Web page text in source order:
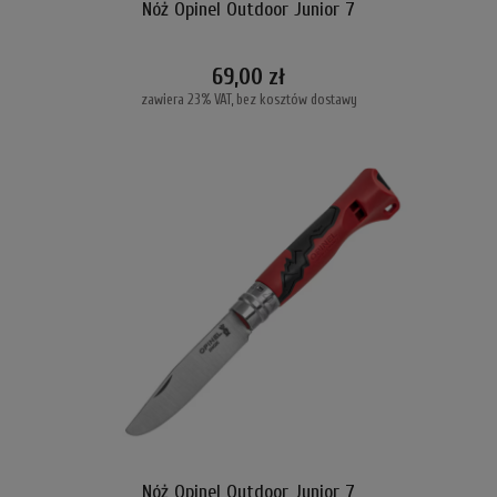
Nóż Opinel Outdoor Junior 7
69,00 zł
zawiera 23% VAT, bez kosztów dostawy
Nóż Opinel Outdoor Junior 7